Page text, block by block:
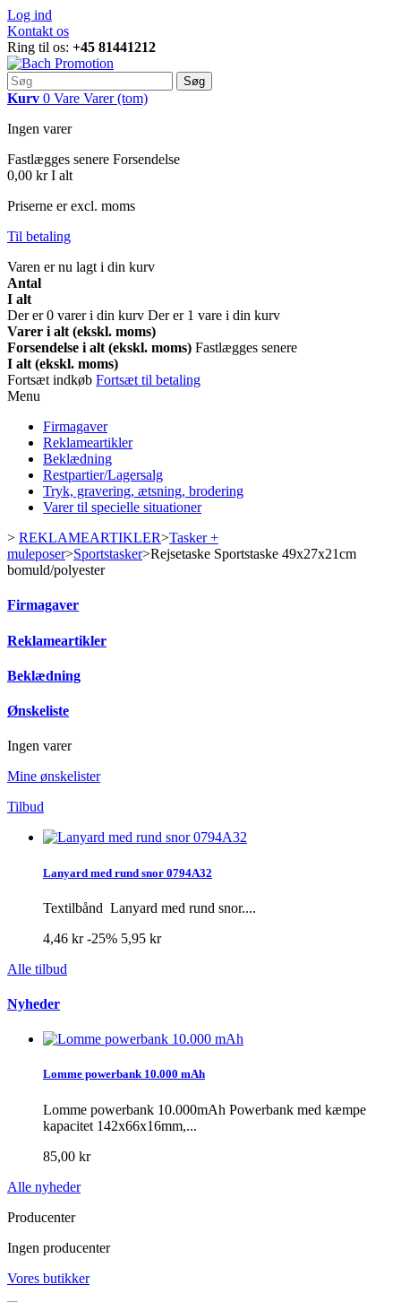
Log ind
Kontakt os
Ring til os: +45 81441212
Søg
Kurv 0 Vare Varer (tom)
Ingen varer
Fastlægges senere Forsendelse
0,00 kr I alt
Priserne er excl. moms
Til betaling
Varen er nu lagt i din kurv
Antal
I alt
Der er0 varer i din kurv Der er 1 vare i din kurv
Varer i alt (ekskl. moms)
Forsendelse i alt (ekskl. moms) Fastlægges senere
I alt (ekskl. moms)
Fortsæt indkøb Fortsæt til betaling
Menu
Firmagaver
Reklameartikler
Beklædning
Restpartier/Lagersalg
Tryk, gravering, ætsning, brodering
Varer til specielle situationer
> REKLAMEARTIKLER>Tasker +
muleposer>Sportstasker>Rejsetaske Sportstaske 49x27x21cm
bomuld/polyester
Firmagaver
Reklameartikler
Beklædning
Ønskeliste
Ingen varer
Mine ønskelister
Tilbud
Lanyard med rund snor 0794A32
Textilbånd Lanyard med rund snor....
4,46 kr-25% 5,95 kr
Alle tilbud
Nyheder
Lomme powerbank 10.000 mAh
Lomme powerbank 10.000mAh Powerbank med kæmpe
kapacitet 142x66x16mm,...
85,00 kr
Alle nyheder
Producenter
Ingen producenter
Vores butikker